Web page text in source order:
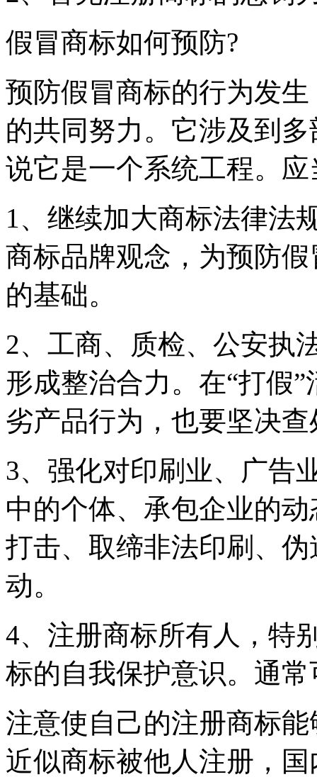
假冒商标如何预防?
预防假冒商标的行为发
的共同努力。它涉及到
说它是一个系统工程。
1、继续加大商标法律法
商标品牌观念，为预防
的基础。
2、工商、质检、公安执
形成整治合力。在“打假
劣产品行为，也要坚决
3、强化对印刷业、广告
中的个体、承包企业的
打击、取缔非法印刷、
动。
4、注册商标所有人，特
标的自我保护意识。通
注意使自己的注册商标
近似商标被他人注册，